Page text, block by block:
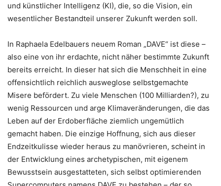
und künstlicher Intelligenz (KI), die, so die Vision, ein
wesentlicher Bestandteil unserer Zukunft werden soll.
In Raphaela Edelbauers neuem Roman „DAVE“ ist diese –
also eine von ihr erdachte, nicht näher bestimmte Zukunft
bereits erreicht. In dieser hat sich die Menschheit in eine
offensichtlich reichlich ausweglose selbstgemachte
Misere befördert. Zu viele Menschen (100 Milliarden?), zu
wenig Ressourcen und arge Klimaveränderungen, die das
Leben auf der Erdoberfläche ziemlich ungemütlich
gemacht haben. Die einzige Hoffnung, sich aus dieser
Endzeitkulisse wieder heraus zu manövrieren, scheint in
der Entwicklung eines archetypischen, mit eigenem
Bewusstsein ausgestatteten, sich selbst optimierenden